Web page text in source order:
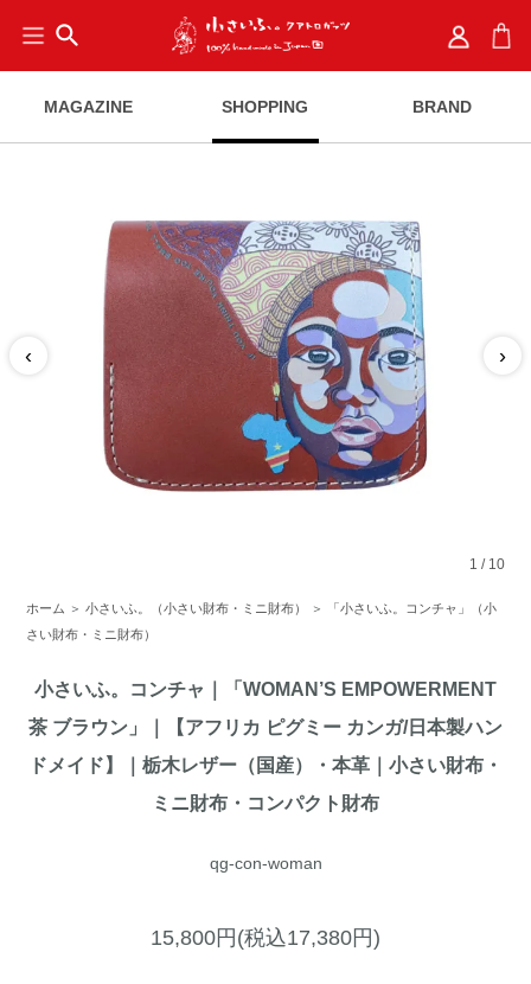
search
MAGAZINE SHOPPING BRAND
‹ ›
1 / 10
ホーム ＞小さいふ。（小さい財布・ミニ財布） ＞
「小さいふ。コンチャ」（小
さい財布・ミニ財布）
小さいふ。コンチャ｜「WOMAN’S EMPOWERMENT
茶 ブラウン」｜【アフリカ ピグミー カンガ/日本製ハン
ドメイド】｜栃木レザー（国産）・本革｜小さい財布・
ミニ財布・コンパクト財布
qg-con-woman
15,800円(税込17,380円)